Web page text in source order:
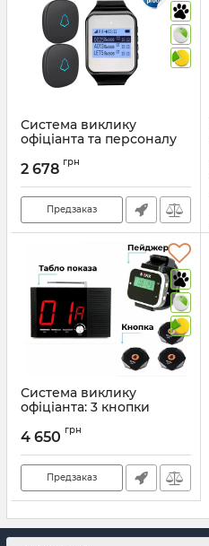
Система виклику
офіціанта та персоналу
виклику вологостійкі 2
Артикул:1304
2 678 грн
Предзаказ
Система виклику
офіціанта: 3 кнопки
Інформаційне табло +
Артикул:682
4 650 грн
Предзаказ